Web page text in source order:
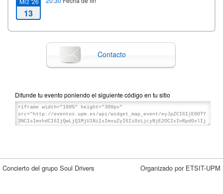
13
Contacto
Difunde tu evento poniendo el siguiente código en tu sitio
Concierto del grupo Soul Drivers Organizado por ETSIT-UPM